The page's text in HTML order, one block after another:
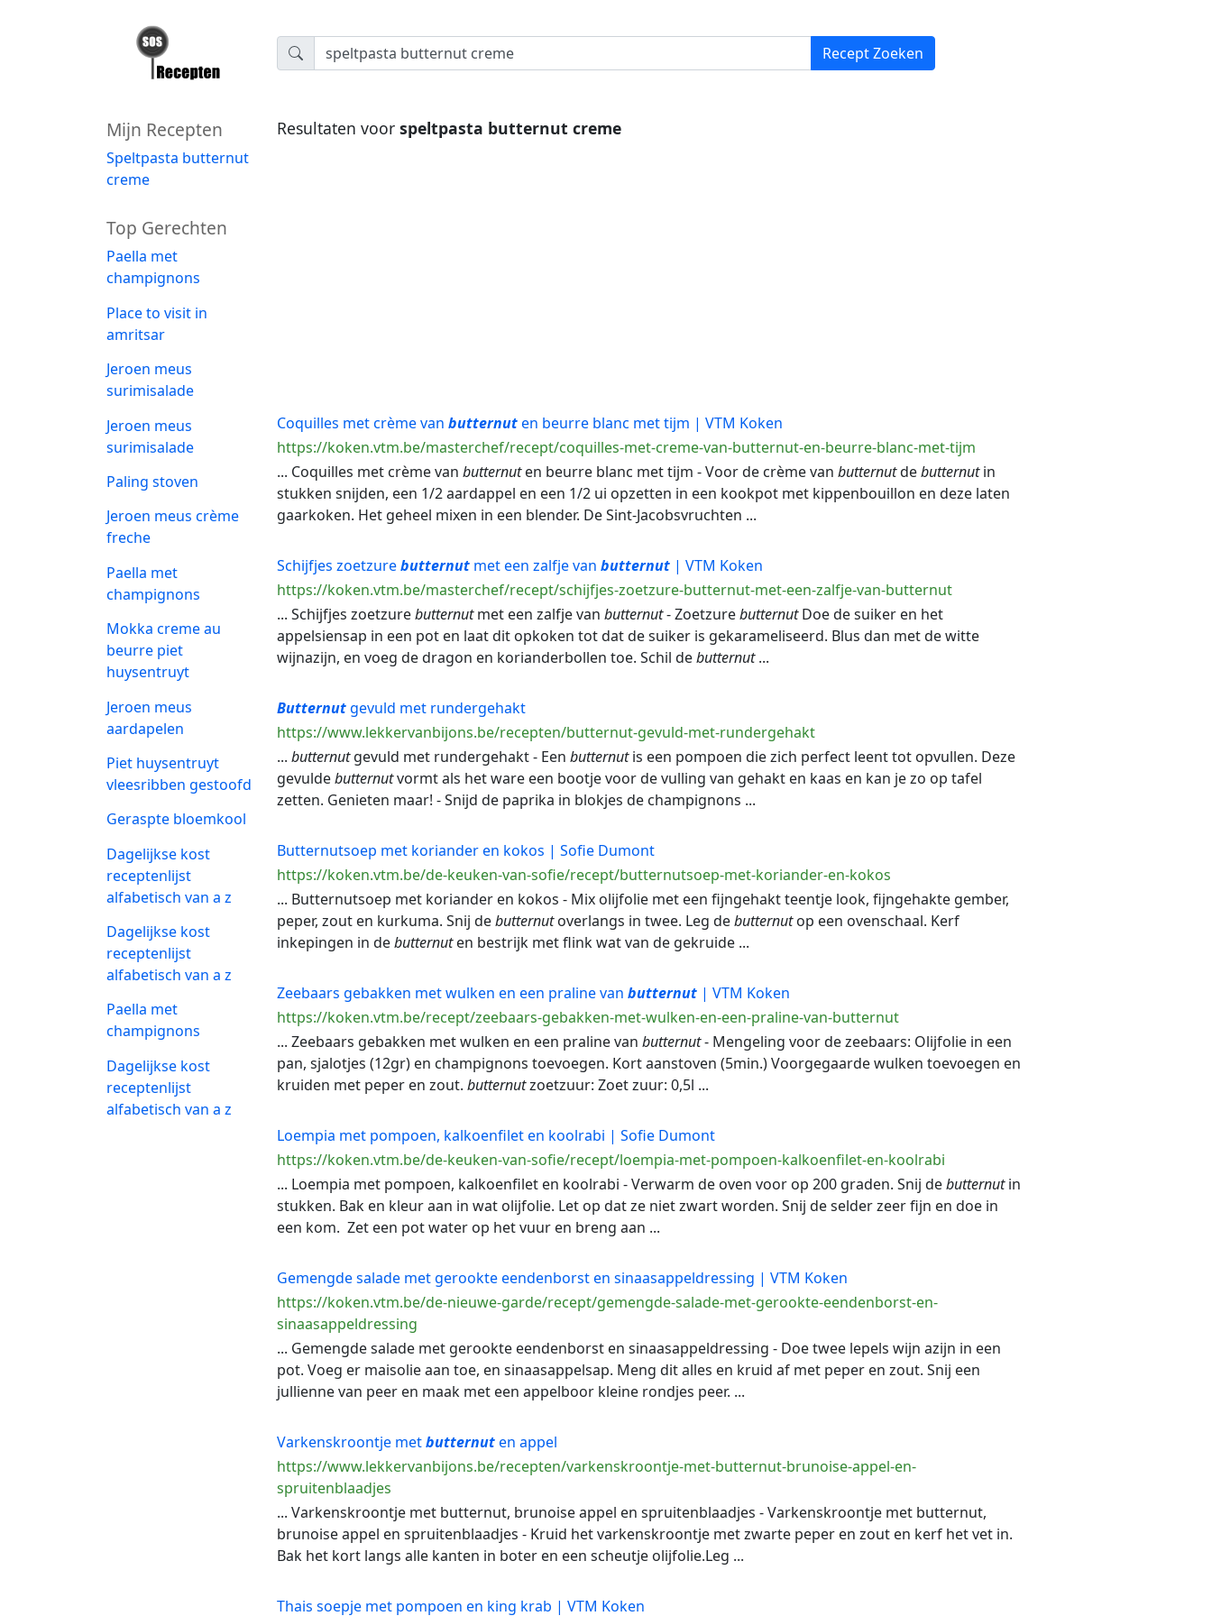
Mijn Recepten
Speltpasta butternut
creme
Top Gerechten
Paella met
champignons
Place to visit in
amritsar
Jeroen meus
surimisalade
Jeroen meus
surimisalade
Paling stoven
Jeroen meus crème
freche
Paella met
champignons
Mokka creme au
beurre piet
huysentruyt
Jeroen meus
aardapelen
Piet huysentruyt
vleesribben gestoofd
Geraspte bloemkool
Dagelijkse kost
receptenlijst
alfabetisch van a z
Dagelijkse kost
receptenlijst
alfabetisch van a z
Paella met
champignons
Dagelijkse kost
receptenlijst
alfabetisch van a z
Resultaten voor speltpasta butternut creme
Coquilles met crème van butternuten beurre blanc met tijm | VTM Koken
https://koken.vtm.be/masterchef/recept/coquilles-met-creme-van-butternut-en-beurre-blanc-met-tijm
... Coquilles met crème van butternuten beurre blanc met tijm - Voor de crème van butternutdebutternutin
stukken snijden, een 1/2 aardappel en een 1/2 ui opzetten in een kookpot met kippenbouillon en deze laten
gaarkoken. Het geheel mixen in een blender. De Sint-Jacobsvruchten ...
Schijfjes zoetzurebutternutmet een zalfje van butternut| VTM Koken
https://koken.vtm.be/masterchef/recept/schijfjes-zoetzure-butternut-met-een-zalfje-van-butternut
... Schijfjes zoetzurebutternutmet een zalfje van butternut- ZoetzurebutternutDoe de suiker en het
appelsiensap in een pot en laat dit opkoken tot dat de suiker is gekarameliseerd. Blus dan met de witte
wijnazijn, en voeg de dragon en korianderbollen toe. Schil debutternut...
Butternutgevuld met rundergehakt
https://www.lekkervanbijons.be/recepten/butternut-gevuld-met-rundergehakt
... butternutgevuld met rundergehakt - Een butternutis een pompoen die zich perfect leent tot opvullen. Deze
gevuldebutternutvormt als het ware een bootje voor de vulling van gehakt en kaas en kan je zo op tafel
zetten. Genieten maar! - Snijd de paprika in blokjes de champignons ...
Butternutsoep met koriander en kokos | Sofie Dumont
https://koken.vtm.be/de-keuken-van-sofie/recept/butternutsoep-met-koriander-en-kokos
... Butternutsoep met koriander en kokos - Mix olijfolie met een fijngehakt teentje look, fijngehakte gember,
peper, zout en kurkuma. Snij debutternutoverlangs in twee. Leg debutternutop een ovenschaal. Kerf
inkepingen in debutternuten bestrijk met flink wat van de gekruide ...
Zeebaars gebakken met wulken en een praline van butternut| VTM Koken
https://koken.vtm.be/recept/zeebaars-gebakken-met-wulken-en-een-praline-van-butternut
... Zeebaars gebakken met wulken en een praline van butternut- Mengeling voor de zeebaars: Olijfolie in een
pan, sjalotjes (12gr) en champignons toevoegen. Kort aanstoven (5min.) Voorgegaarde wulken toevoegen en
kruiden met peper en zout. butternutzoetzuur: Zoet zuur: 0,5l ...
Loempia met pompoen, kalkoenfilet en koolrabi | Sofie Dumont
https://koken.vtm.be/de-keuken-van-sofie/recept/loempia-met-pompoen-kalkoenfilet-en-koolrabi
... Loempia met pompoen, kalkoenfilet en koolrabi - Verwarm de oven voor op 200 graden. Snij debutternutin
stukken. Bak en kleur aan in wat olijfolie. Let op dat ze niet zwart worden. Snij de selder zeer fijn en doe in
een kom. Zet een pot water op het vuur en breng aan ...
Gemengde salade met gerookte eendenborst en sinaasappeldressing | VTM Koken
https://koken.vtm.be/de-nieuwe-garde/recept/gemengde-salade-met-gerookte-eendenborst-en-
sinaasappeldressing
... Gemengde salade met gerookte eendenborst en sinaasappeldressing - Doe twee lepels wijn azijn in een
pot. Voeg er maisolie aan toe, en sinaasappelsap. Meng dit alles en kruid af met peper en zout. Snij een
jullienne van peer en maak met een appelboor kleine rondjes peer. ...
Varkenskroontje metbutternuten appel
https://www.lekkervanbijons.be/recepten/varkenskroontje-met-butternut-brunoise-appel-en-
spruitenblaadjes
... Varkenskroontje met butternut, brunoise appel en spruitenblaadjes - Varkenskroontje met butternut,
brunoise appel en spruitenblaadjes - Kruid het varkenskroontje met zwarte peper en zout en kerf het vet in.
Bak het kort langs alle kanten in boter en een scheutje olijfolie.Leg ...
Thais soepje met pompoen en king krab | VTM Koken